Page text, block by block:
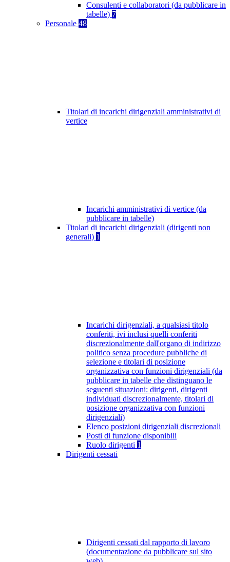
Consulenti e collaboratori (da pubblicare in
tabelle) 7
Personale 48
Titolari di incarichi dirigenziali amministrativi di
vertice
Incarichi amministrativi di vertice (da
pubblicare in tabelle)
Titolari di incarichi dirigenziali (dirigenti non
generali) 1
Incarichi dirigenziali, a qualsiasi titolo
conferiti, ivi inclusi quelli conferiti
discrezionalmente dall'organo di indirizzo
politico senza procedure pubbliche di
selezione e titolari di posizione
organizzativa con funzioni dirigenziali (da
pubblicare in tabelle che distinguano le
seguenti situazioni: dirigenti, dirigenti
individuati discrezionalmente, titolari di
posizione organizzativa con funzioni
dirigenziali)
Elenco posizioni dirigenziali discrezionali
Posti di funzione disponibili
Ruolo dirigenti 1
Dirigenti cessati
Dirigenti cessati dal rapporto di lavoro
(documentazione da pubblicare sul sito